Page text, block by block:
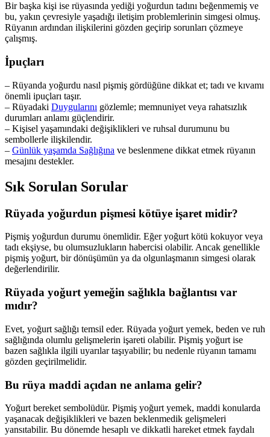
Bir başka kişi ise rüyasında yediği yoğurdun tadını beğenmemiş ve
bu, yakın çevresiyle yaşadığı iletişim problemlerinin simgesi olmuş.
Rüyanın ardından ilişkilerini gözden geçirip sorunları çözmeye
çalışmış.
İpuçları
– Rüyanda yoğurdu nasıl pişmiş gördüğüne dikkat et; tadı ve kıvamı
önemli ipuçları taşır.
– Rüyadaki Duygularını gözlemle; memnuniyet veya rahatsızlık
durumları anlamı güçlendirir.
– Kişisel yaşamındaki değişiklikleri ve ruhsal durumunu bu
sembollerle ilişkilendir.
– Günlük yaşamda Sağlığına ve beslenmene dikkat etmek rüyanın
mesajını destekler.
Sık Sorulan Sorular
Rüyada yoğurdun pişmesi kötüye işaret midir?
Pişmiş yoğurdun durumu önemlidir. Eğer yoğurt kötü kokuyor veya
tadı ekşiyse, bu olumsuzlukların habercisi olabilir. Ancak genellikle
pişmiş yoğurt, bir dönüşümün ya da olgunlaşmanın simgesi olarak
değerlendirilir.
Rüyada yoğurt yemeğin sağlıkla bağlantısı var
mıdır?
Evet, yoğurt sağlığı temsil eder. Rüyada yoğurt yemek, beden ve ruh
sağlığında olumlu gelişmelerin işareti olabilir. Pişmiş yoğurt ise
bazen sağlıkla ilgili uyarılar taşıyabilir; bu nedenle rüyanın tamamı
gözden geçirilmelidir.
Bu rüya maddi açıdan ne anlama gelir?
Yoğurt bereket sembolüdür. Pişmiş yoğurt yemek, maddi konularda
yaşanacak değişiklikleri ve bazen beklenmedik gelişmeleri
yansıtabilir. Bu dönemde hesaplı ve dikkatli hareket etmek faydalı